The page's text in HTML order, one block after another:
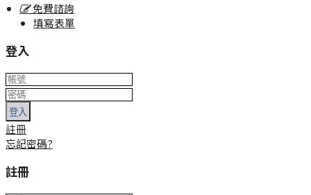
免費諮詢
填寫表單
登入
登入
註冊
忘記密碼?
註冊